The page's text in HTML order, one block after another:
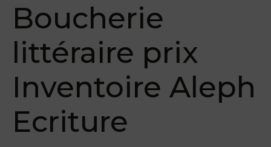
Boucherie
littéraire prix
Inventoire Aleph
Ecriture